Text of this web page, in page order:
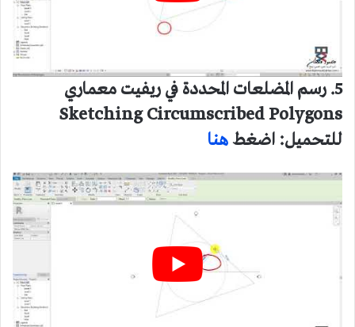
5. رسم المضلعات المحددة في ريفيت معماري
Sketching Circumscribed Polygons
للتحميل: اضغطهنا